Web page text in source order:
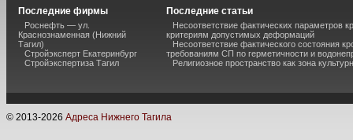
Последние фирмы
Роснефть — ул.
Краснознаменная (Нижний
Тагил)
Стройэксперт Екатеринбург
Стройэкспертиза Тагил
Последние статьи
Несоответствие фактических параметров
критериям допустимых деформаций
Несоответствие фактического состояния
требованиям СП по герметичности и
Религиозное пространство как зона
© 2013-2026 Адреса Нижнего Тагила